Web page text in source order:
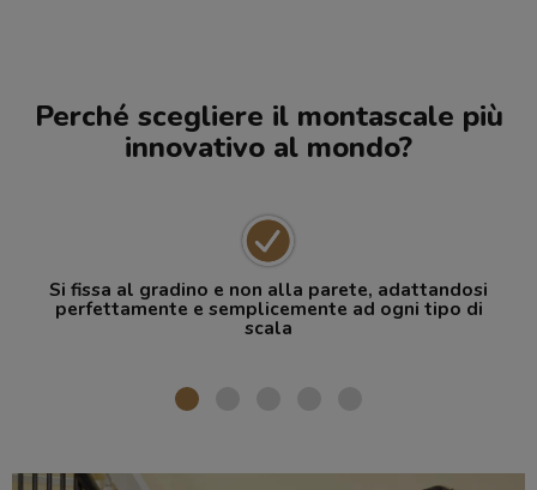
Perché scegliere il montascale più
innovativo al mondo?
Si fissa al gradino e non alla parete, adattandosi
perfettamente e semplicemente ad ogni tipo di
scala